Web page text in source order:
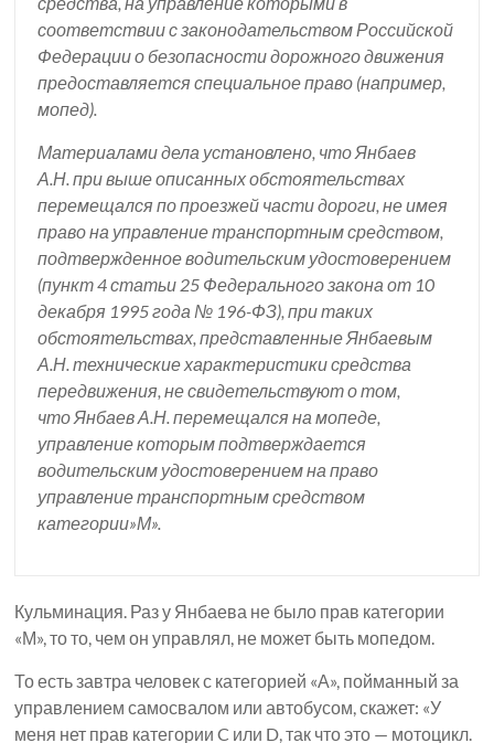
соответствии с законодательством Российской
Федерации о безопасности дорожного движения
предоставляется специальное право (например,
мопед).
Материалами дела установлено, что Янбаев
А.Н. при выше описанных обстоятельствах
перемещался по проезжей части дороги, не имея
право на управление транспортным средством,
подтвержденное водительским удостоверением
(пункт 4 статьи 25 Федерального закона от 10
декабря 1995 года № 196-ФЗ), при таких
обстоятельствах, представленные Янбаевым
А.Н. технические характеристики средства
передвижения, не свидетельствуют о том,
что Янбаев А.Н. перемещался на мопеде,
управление которым подтверждается
водительским удостоверением на право
управление транспортным средством
категории»М».
Кульминация. Раз у Янбаева не было прав категории
«М», то то, чем он управлял, не может быть мопедом.
То есть завтра человек с категорией «А», пойманный за
управлением самосвалом или автобусом, скажет: «У
меня нет прав категории C или D, так что это — мотоцикл.